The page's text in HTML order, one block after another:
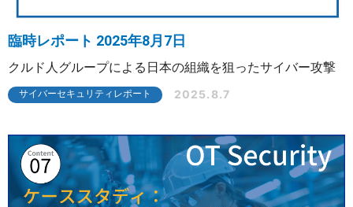
臨時レポート 2025年8月7日
クルド人グループによる日本の組織を狙ったサイバー攻撃
サイバーセキュリティレポート 2025.8.7